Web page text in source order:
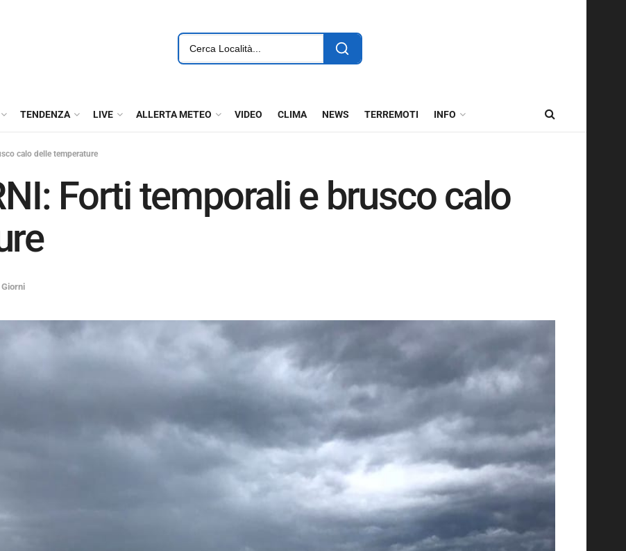
TENDENZA LIVE ALLERTA METEO VIDEO CLIMA NEWS TERREMOTI INFO
calo delle temperature
Forti temporali e brusco calo